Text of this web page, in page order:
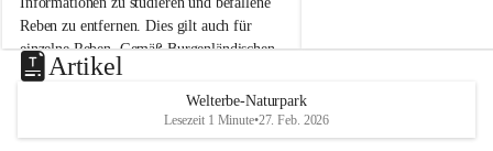
N
e
u
s
d
Reben zu entfernen. Dies gilt auch für
einzelne Reben. Gemäß Burgenländischen
Weinbaugesetz sind nicht gepflegte oder
unzulässige Weingärten zu roden! Bitte
helfen wir zusammen um unsere Winzer
vor den prognostizierten Ernteausfällen
u
e
d
Artikel
Welterbe-Naturpark
Lesezeit 1 Minute•27. Feb. 2026